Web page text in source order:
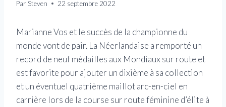
Par Steven 22 septembre 2022
Marianne Vos et le succès de la championne du
monde vont de pair. La Néerlandaise a remporté un
record de neuf médailles aux Mondiaux sur route et
est favorite pour ajouter un dixième à sa collection
et un éventuel quatrième maillot arc-en-ciel en
carrière lors de la course sur route féminine d’élite à